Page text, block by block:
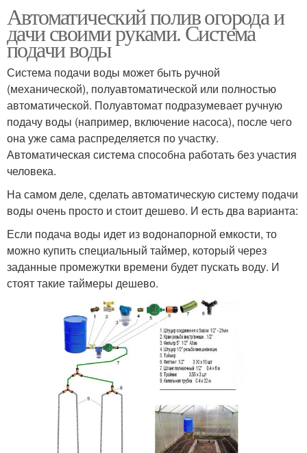
Автоматический полив огорода и
дачи своими руками. Система
подачи воды
Система подачи воды может быть ручной
(механической), полуавтоматической или полностью
автоматической. Полуавтомат подразумевает ручную
подачу воды (например, включение насоса), после чего
она уже сама распределяется по участку.
Автоматическая система способна работать без участия
человека.
На самом деле, сделать автоматическую систему подачи
воды очень просто и стоит дешево. И есть два варианта:
Если подача воды идет из водонапорной емкости, то
можно купить специальный таймер, который через
заданные промежутки времени будет пускать воду. И
стоят такие таймеры дешево.